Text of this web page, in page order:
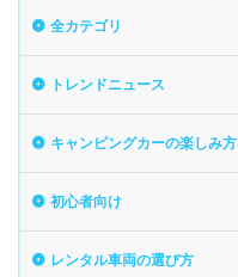
全カテゴリ
トレンドニュース
キャンピングカーの楽しみ方
初心者向け
レンタル車両の選び方